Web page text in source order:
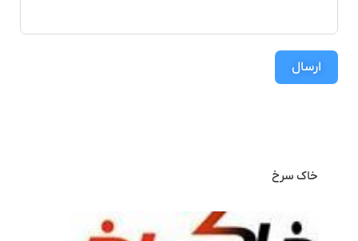
ارسال
خاک سرخ